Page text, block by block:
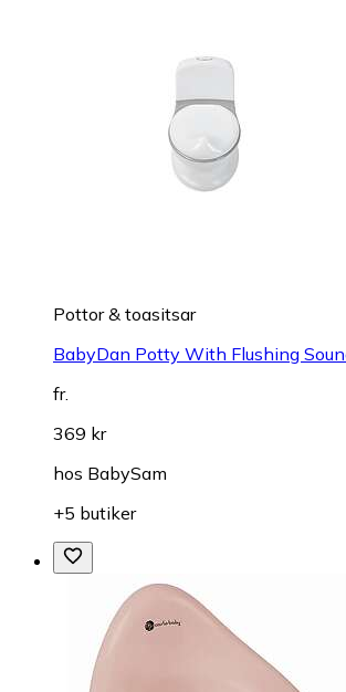
Pottor & toasitsar
BabyDan Potty With Flushing
fr.
369 kr
hos BabySam
+5 butiker